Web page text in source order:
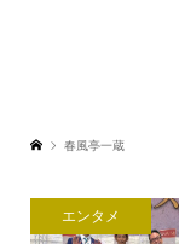
春風亭一蔵
エンタメ